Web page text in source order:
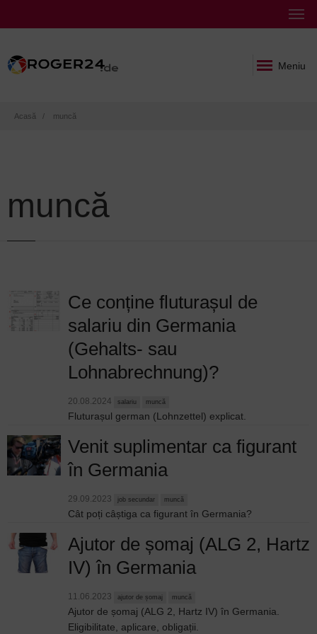
Meniu
Breadcrumb
Acasă muncă
muncă
Ce conține fluturașul de
salariu din Germania
(Gehalts- sau
Lohnabrechnung)?
20.08.2024 salariu muncă
Fluturașul german (Lohnzettel) explicat.
Venit suplimentar ca figurant
în Germania
29.09.2023 job secundar muncă
Cât poți câștiga ca figurant în Germania?
Ajutor de șomaj (ALG 2, Hartz
IV) în Germania
11.06.2023 ajutor de șomaj muncă
Ajutor de șomaj (ALG 2, Hartz IV) în Germania.
Eligibilitate, aplicare, obligații.